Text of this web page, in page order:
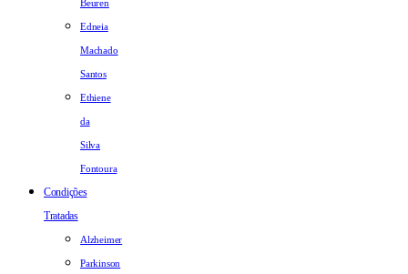
Beuren
Edneia
Machado
Santos
Ethiene
da
Silva
Fontoura
Condições
Tratadas
Alzheimer
Parkinson